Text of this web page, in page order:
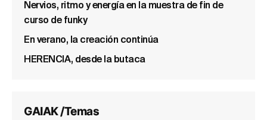
Nervios, ritmo y energía en la muestra de fin de
curso de funky
En verano, la creación continúa
HERENCIA, desde la butaca
GAIAK /Temas